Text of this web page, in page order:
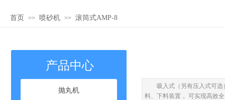
首页 >> 喷砂机 >> 滚筒式AMP-8
吸入式（另有压入式可
料、下料装置， 可实现高效
抛丸机
产品中心